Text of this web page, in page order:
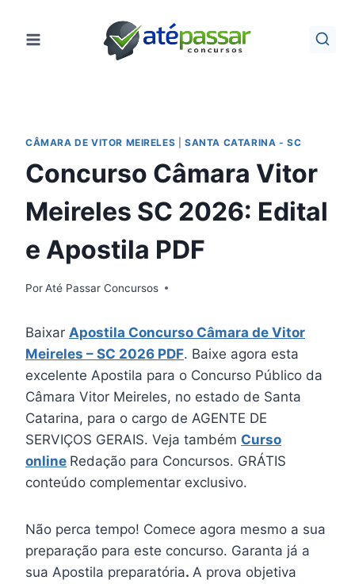
para
CÂMARA DE VITOR MEIRELES |SANTA CATARINA - SC
Concurso Câmara Vitor
Meireles SC 2026: Edital
e Apostila PDF
PorAté Passar Concursos
Baixar Apostila Concurso Câmara de Vitor
Meireles – SC 2026 PDF. Baixe agora esta
excelente Apostila para o Concurso Público da
Câmara Vitor Meireles, no estado de Santa
Catarina, para o cargo de AGENTE DE
SERVIÇOS GERAIS. Veja também Curso
online Redação para Concursos. GRÁTIS
conteúdo complementar exclusivo.
Não perca tempo! Comece agora mesmo a sua
preparação para este concurso. Garanta já a
sua Apostila preparatória. A prova objetiva